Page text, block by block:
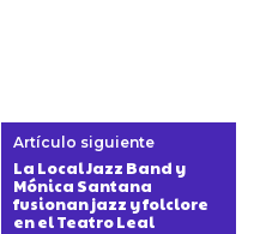
Artículo siguiente
La Local Jazz Band y
Mónica Santana
fusionan jazz y folclore
en el Teatro Leal